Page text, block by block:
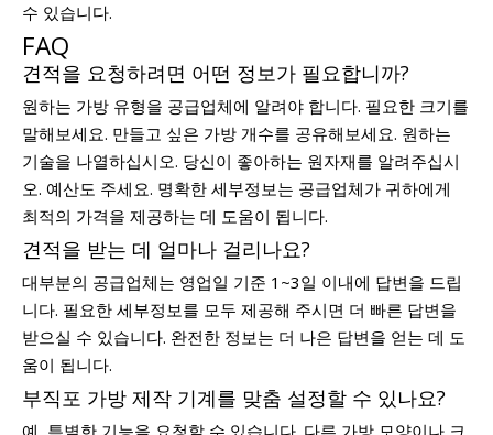
수 있습니다.
FAQ
견적을 요청하려면 어떤 정보가 필요합니까?
원하는 가방 유형을 공급업체에 알려야 합니다. 필요한 크기를
말해보세요. 만들고 싶은 가방 개수를 공유해보세요. 원하는
기술을 나열하십시오. 당신이 좋아하는 원자재를 알려주십시
오. 예산도 주세요. 명확한 세부정보는 공급업체가 귀하에게
최적의 가격을 제공하는 데 도움이 됩니다.
견적을 받는 데 얼마나 걸리나요?
대부분의 공급업체는 영업일 기준 1~3일 이내에 답변을 드립
니다. 필요한 세부정보를 모두 제공해 주시면 더 빠른 답변을
받으실 수 있습니다. 완전한 정보는 더 나은 답변을 얻는 데 도
움이 됩니다.
부직포 가방 제작 기계를 맞춤 설정할 수 있나요?
예, 특별한 기능을 요청할 수 있습니다. 다른 가방 모양이나 크